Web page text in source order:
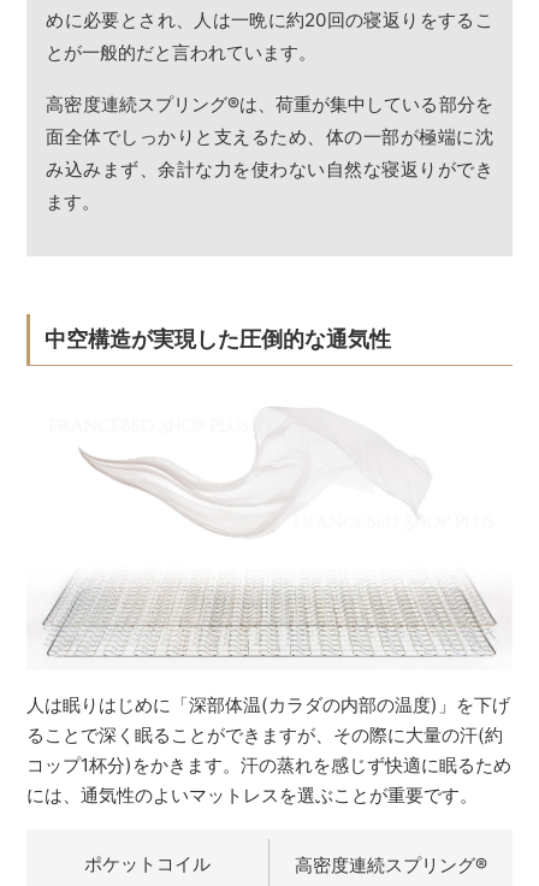
めに必要とされ、人は一晩に約20回の寝返りをするこ
とが一般的だと言われています。
高密度連続スプリング®は、荷重が集中している部分を
面全体でしっかりと支えるため、体の一部が極端に沈
み込みまず、余計な力を使わない自然な寝返りができ
ます。
中空構造が実現した圧倒的な通気性
人は眠りはじめに「深部体温(カラダの内部の温度)」を下げ
ることで深く眠ることができますが、その際に大量の汗(約
コップ1杯分)をかきます。汗の蒸れを感じず快適に眠るため
には、通気性のよいマットレスを選ぶことが重要です。
ポケットコイル 高密度連続スプリング®